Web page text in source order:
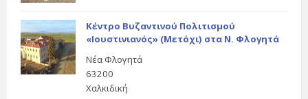
Κέντρο Βυζαντινού Πολιτισμού
«Ιουστινιανός» (Μετόχι) στα Ν. Φλογητά
Νέα Φλογητά
63200
Χαλκιδική